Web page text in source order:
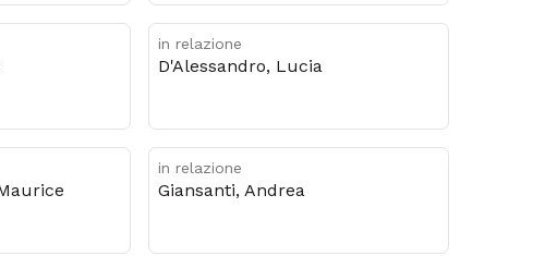
in relazione
D'Alessandro, Lucia
in relazione
Giansanti, Andrea